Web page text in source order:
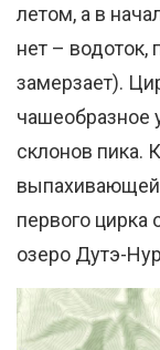
летом, а в
нет –
замерзает).
чашеобразное
склонов пика.
выпахивающей
первого цирка
озеро Дутэ-